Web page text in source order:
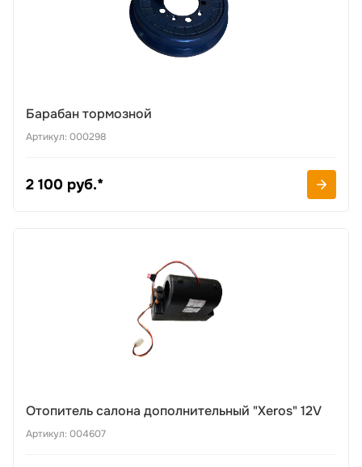
Барабан тормозной
Артикул: 000298
2 100 руб.*
Отопитель салона дополнительный "Xeros" 12V
Артикул: 004607